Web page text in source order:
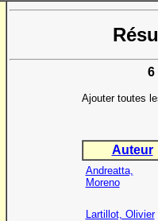
6
Ajouter toutes
Auteur
Andreatta,
Moreno
Lartillot, Olivier